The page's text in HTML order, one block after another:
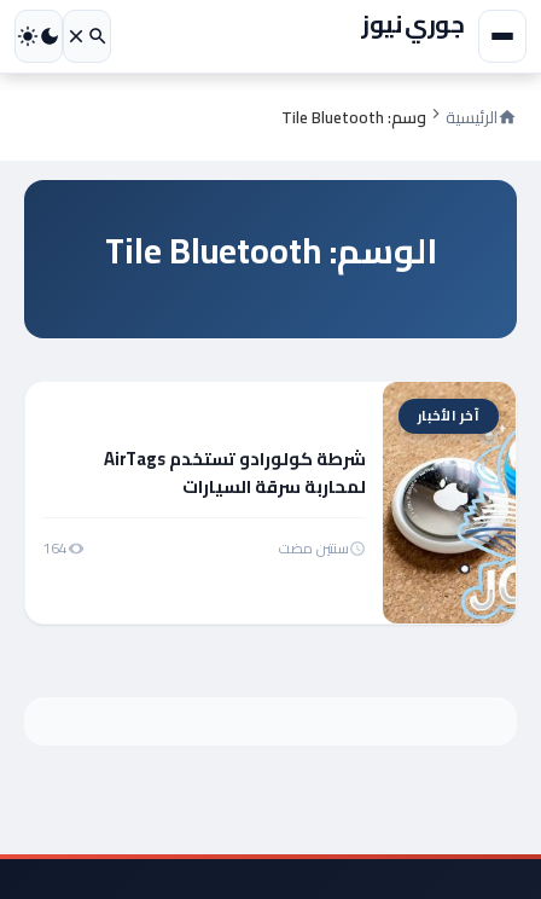
جوري نيوز
الرئيسية وسم: Tile Bluetooth
الوسم: Tile Bluetooth
آخر الأخبار
شرطة كولورادو تستخدم AirTags
لمحاربة سرقة السيارات
سنتين مضت 164